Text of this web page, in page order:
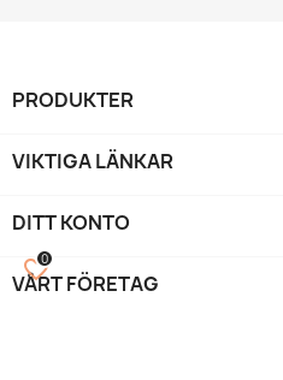
PRODUKTER
VIKTIGA LÄNKAR
DITT KONTO
VÅRT FÖRETAG
favorite_border
0